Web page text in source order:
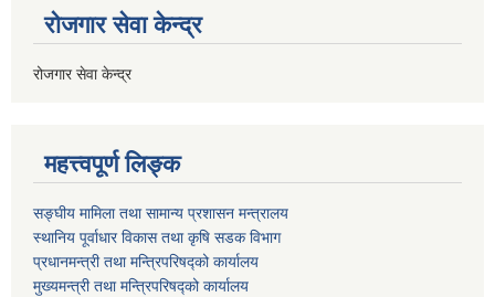
रोजगार सेवा केन्द्र
रोजगार सेवा केन्द्र
महत्त्वपूर्ण लिङ्क
सङ्घीय मामिला तथा सामान्य प्रशासन मन्त्रालय
स्थानिय पूर्वाधार विकास तथा कृषि सडक विभाग
प्रधानमन्त्री तथा मन्त्रिपरिषद्को कार्यालय
मुख्यमन्त्री तथा मन्त्रिपरिषद्को कार्यालय